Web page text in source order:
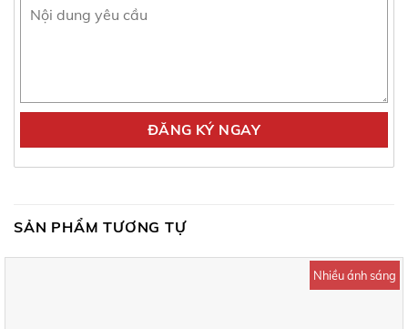
SẢN PHẨM TƯƠNG TỰ
Nhiều ánh sáng